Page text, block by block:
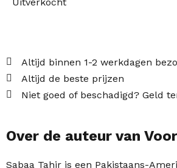
Altijd binnen 1-2 werkdagen
Altijd de beste prijzen
Niet goed of beschadigd? Geld
Over de auteur van
Sabaa Tahir is een Pakistaans-